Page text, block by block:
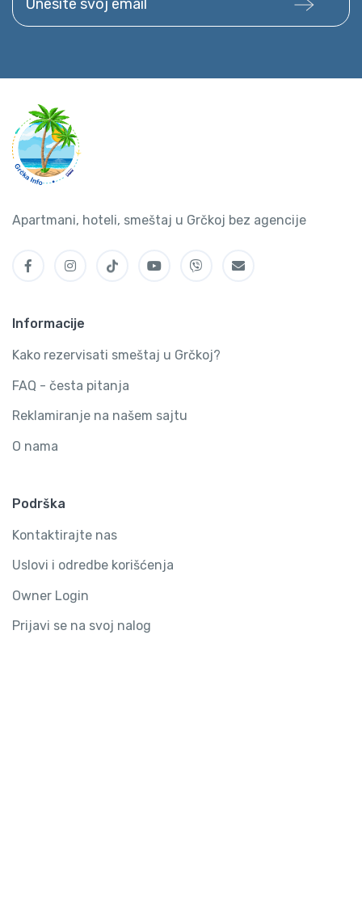
Apartmani, hoteli, smeštaj u Grčkoj bez agencije
Informacije
Kako rezervisati smeštaj u Grčkoj?
FAQ - česta pitanja
Reklamiranje na našem sajtu
O nama
Podrška
Kontaktirajte nas
Uslovi i odredbe korišćenja
Owner Login
Prijavi se na svoj nalog